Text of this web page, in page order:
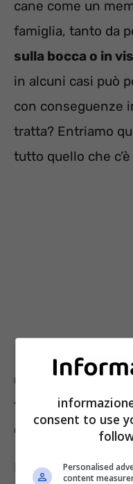
cane come un
famiglia, tanto da
sulla bocca o in
in alcuni casi può
con conseguenze
tratta? Entriamo
tutto quello che
Cani, attenti a
vostro amico a
quello che c’è
In base ad uno
consent to use
Personalised
content